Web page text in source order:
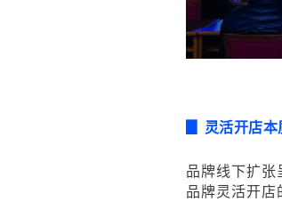
灵活开店
品牌线下扩
品牌灵活开店